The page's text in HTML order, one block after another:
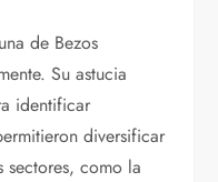
de Bezos
Su astucia
identificar
diversificar
como la